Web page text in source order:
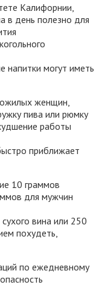
Калифорнии,
в день полезно для
напитки могут иметь
женщин,
пива или рюмку
работы
приближает
10 граммов
для мужчин
вина или 250
похудеть,
по ежедневному